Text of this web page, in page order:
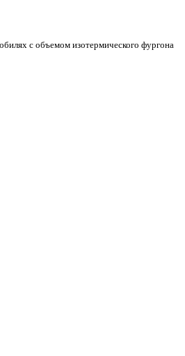
с объемом изотермического фургона